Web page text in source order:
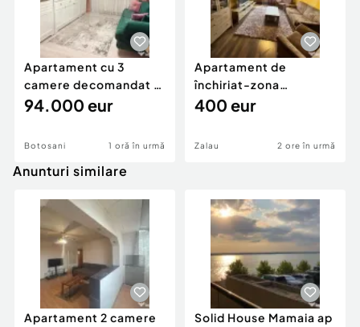
Apartament cu 3
camere decomandat -
renovat - Bucovina -
94.000 eur
Botosani 1 oră în urmă
Apartament de
închiriat-zona
ultracentrală
400 eur
Zalau 2 ore în urmă
Anunturi similare
Apartament 2 camere
Solid House Mamaia ap